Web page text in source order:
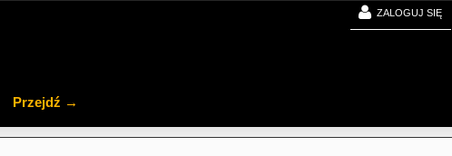
ZALOGUJ SIĘ
Przejdź →